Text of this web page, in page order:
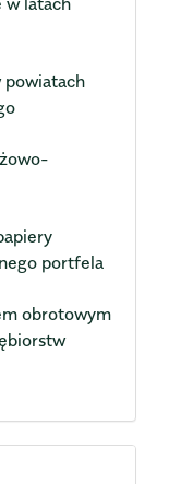
powiatach
portfela
obrotowym